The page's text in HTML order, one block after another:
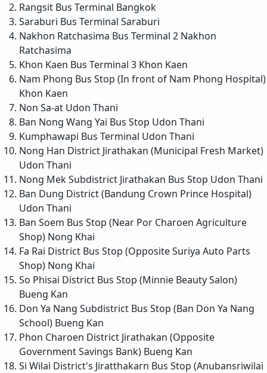
Rangsit Bus Terminal Bangkok
Saraburi Bus Terminal Saraburi
Nakhon Ratchasima Bus Terminal 2 Nakhon
Ratchasima
Khon Kaen Bus Terminal 3 Khon Kaen
Nam Phong Bus Stop (In front of Nam Phong Hospital)
Khon Kaen
Non Sa-at Udon Thani
Ban Nong Wang Yai Bus Stop Udon Thani
Kumphawapi Bus Terminal Udon Thani
Nong Han District Jirathakan (Municipal Fresh Market)
Udon Thani
Nong Mek Subdistrict Jirathakan Bus Stop Udon Thani
Ban Dung District (Bandung Crown Prince Hospital)
Udon Thani
Ban Soem Bus Stop (Near Por Charoen Agriculture
Shop) Nong Khai
Fa Rai District Bus Stop (Opposite Suriya Auto Parts
Shop) Nong Khai
So Phisai District Bus Stop (Minnie Beauty Salon)
Bueng Kan
Don Ya Nang Subdistrict Bus Stop (Ban Don Ya Nang
School) Bueng Kan
Phon Charoen District Jirathakan (Opposite
Government Savings Bank) Bueng Kan
Si Wilai District's Jiratthakarn Bus Stop (Anubansriwilai